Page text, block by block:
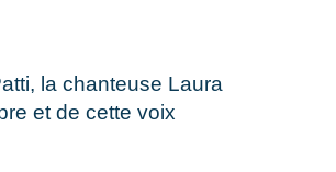
la chanteuse Laura
et de cette voix